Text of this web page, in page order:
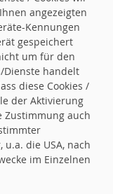
angezeigten
Kennungen
gespeichert
um für den
Dienste handelt
diese Cookies /
der Aktivierung
Zustimmung auch
die USA, nach
im Einzelnen